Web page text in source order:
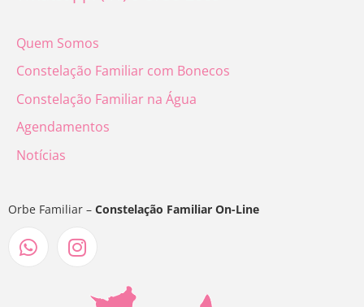
Quem Somos
Constelação Familiar com Bonecos
Constelação Familiar na Água
Agendamentos
Notícias
Orbe Familiar – Constelação Familiar On-Line